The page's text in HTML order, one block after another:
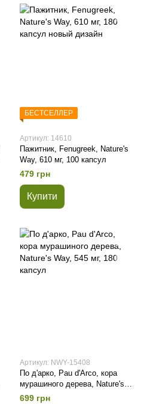
БЕСТСЕЛЛЕР
Артикул: 14610
Пажитник, Fenugreek, Nature's
Way, 610 мг, 100 капсул
479 грн
Купити
Артикул: NWY-15408
По д'арко, Pau d'Arco, кора
мурашиного дерева, Nature's
Way, 545 мг, 180 капсул
699 грн